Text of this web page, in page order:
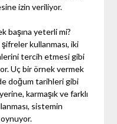
izin veriliyor.
başına yeterli mi?
kullanması, iki
tercih etmesi gibi
Uç bir örnek vermek
doğum tarihleri gibi
karmaşık ve farklı
sistemin